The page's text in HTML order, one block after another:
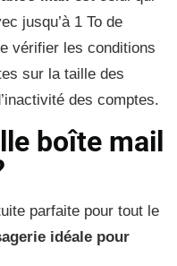
jusqu’à 1 To de
vérifier les conditions
sur la taille des
des comptes.
boîte mail
parfaite pour tout le
idéale pour